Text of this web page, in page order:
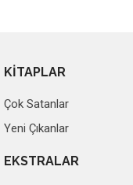
KİTAPLAR
Çok Satanlar
Yeni Çıkanlar
EKSTRALAR